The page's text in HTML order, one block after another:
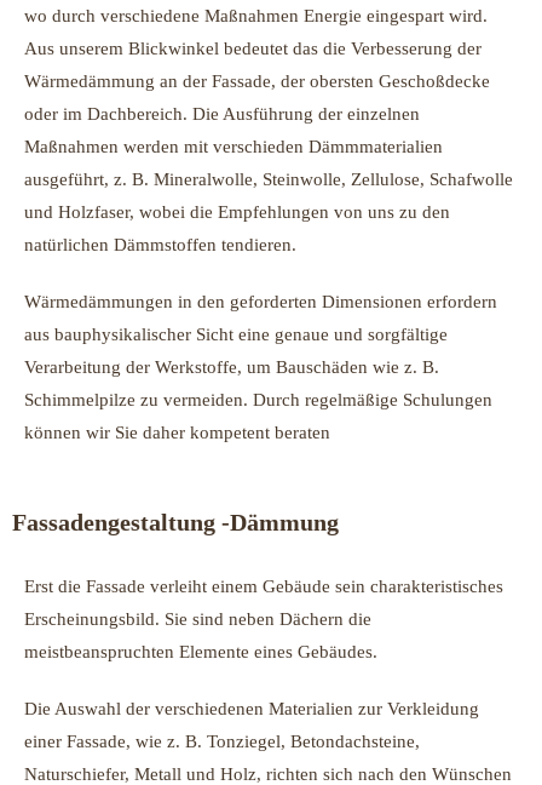
wo durch verschiedene Maßnahmen Energie eingespart wird.
Aus unserem Blickwinkel bedeutet das die Verbesserung der
Wärmedämmung an der Fassade, der obersten Geschoßdecke
oder im Dachbereich. Die Ausführung der einzelnen
Maßnahmen werden mit verschieden Dämmmaterialien
ausgeführt, z. B. Mineralwolle, Steinwolle, Zellulose, Schafwolle
und Holzfaser, wobei die Empfehlungen von uns zu den
natürlichen Dämmstoffen tendieren.
Wärmedämmungen in den geforderten Dimensionen erfordern
aus bauphysikalischer Sicht eine genaue und sorgfältige
Verarbeitung der Werkstoffe, um Bauschäden wie z. B.
Schimmelpilze zu vermeiden. Durch regelmäßige Schulungen
können wir Sie daher kompetent beraten
Fassadengestaltung -Dämmung
Erst die Fassade verleiht einem Gebäude sein charakteristisches
Erscheinungsbild. Sie sind neben Dächern die
meistbeanspruchten Elemente eines Gebäudes.
Die Auswahl der verschiedenen Materialien zur Verkleidung
einer Fassade, wie z. B. Tonziegel, Betondachsteine,
Naturschiefer, Metall und Holz, richten sich nach den Wünschen